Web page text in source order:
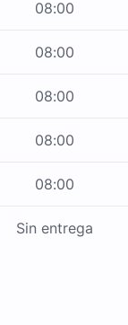
08:00
08:00
08:00
08:00
08:00
Sin entrega